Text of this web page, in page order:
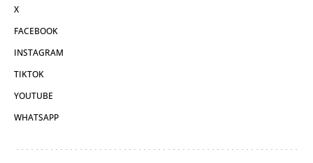
X
FACEBOOK
INSTAGRAM
TIKTOK
YOUTUBE
WHATSAPP